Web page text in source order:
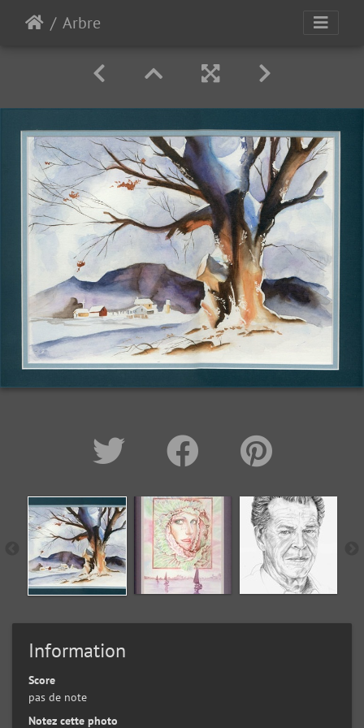
Arbre
Information
Score
pas de note
Notez cette photo